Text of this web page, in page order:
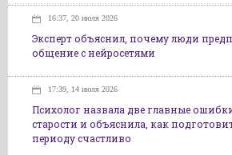
16:37, 20 июля 2026
Эксперт объяснил, почему люди
общение с нейросетями
17:39, 14 июля 2026
Психолог назвала две главные
старости и объяснила, как
периоду счастливо